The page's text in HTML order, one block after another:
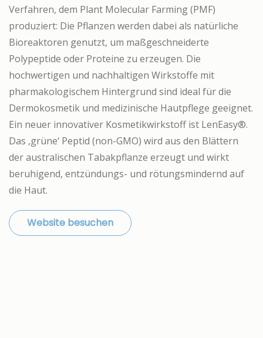
Verfahren, dem Plant Molecular Farming (PMF)
produziert: Die Pflanzen werden dabei als natürliche
Bioreaktoren genutzt, um maßgeschneiderte
Polypeptide oder Proteine zu erzeugen. Die
hochwertigen und nachhaltigen Wirkstoffe mit
pharmakologischem Hintergrund sind ideal für die
Dermokosmetik und medizinische Hautpflege geeignet.
Ein neuer innovativer Kosmetikwirkstoff ist LenEasy®.
Das ‚grüne‘ Peptid (non-GMO) wird aus den Blättern
der australischen Tabakpflanze erzeugt und wirkt
beruhigend, entzündungs- und rötungsmindernd auf
die Haut.
Website besuchen